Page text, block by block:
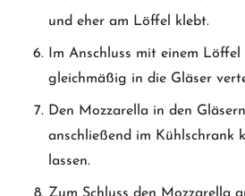
und eher am Löffel klebt.
Im Anschluss mit einem
gleichmäßig in die Gläser
Den Mozzarella in den
anschließend im Kühlschrank
lassen.
Zum Schluss den Mozzarella